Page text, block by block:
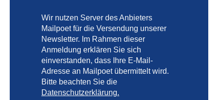
Wir nutzen Server des Anbieters
Mailpoet für die Versendung unserer
Newsletter. Im Rahmen dieser
Anmeldung erklären Sie sich
einverstanden, dass Ihre E-Mail-
Adresse an Mailpoet übermittelt wird.
Bitte beachten Sie die
Datenschutzerklärung.